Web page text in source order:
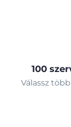
100
Válassz